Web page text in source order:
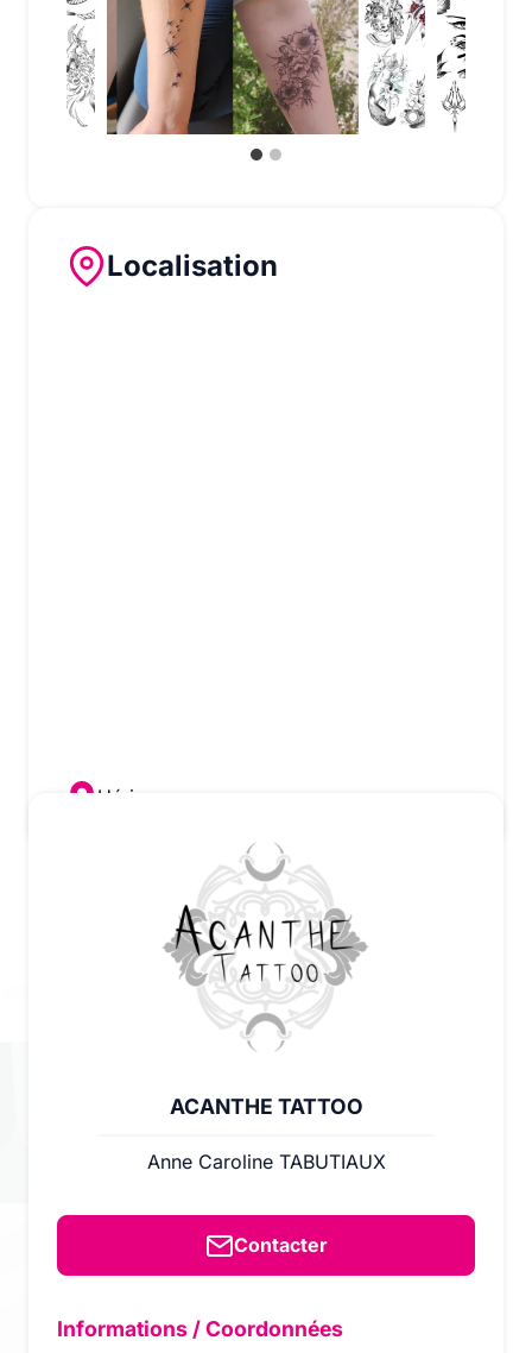
Localisation
Héric
ACANTHE TATTOO
Anne Caroline TABUTIAUX
Contacter
Informations / Coordonnées